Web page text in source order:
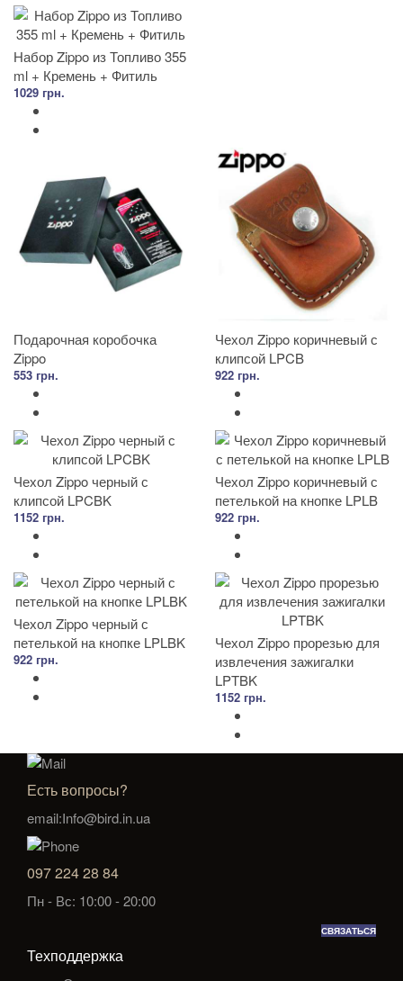
Набор Zippo из Топливо 355
ml + Кремень + Фитиль
1029 грн.
Подарочная коробочка
Zippo
553 грн.
Чехол Zippo коричневый с
клипсой LPCB
922 грн.
Чехол Zippo черный с
клипсой LPCBK
1152 грн.
Чехол Zippo коричневый с
петелькой на кнопке LPLB
922 грн.
Чехол Zippo черный с
петелькой на кнопке LPLBK
922 грн.
Чехол Zippo прорезью для
извлечения зажигалки
LPTBK
1152 грн.
Есть вопросы?
email:Info@bird.in.ua
097 224 28 84
Пн - Вс: 10:00 - 20:00
СВЯЗАТЬСЯ
Техподдержка